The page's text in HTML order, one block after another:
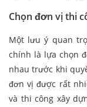
Chọn đơn vị thi
Một lưu ý quan
chính là lựa chọn
nhau trước khi
đơn vị được rất
và thi công xây